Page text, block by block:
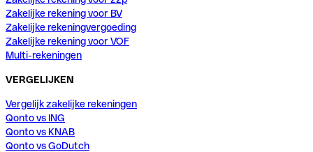
Zakelijke rekening voor BV
Zakelijke rekeningvergoeding
Zakelijke rekening voor VOF
Multi-rekeningen
VERGELIJKEN
Vergelijk zakelijke rekeningen
Qonto vs ING
Qonto vs KNAB
Qonto vs GoDutch